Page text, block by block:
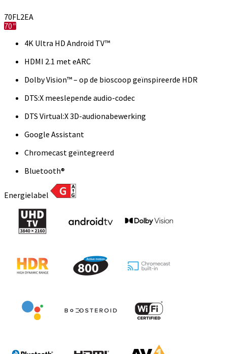
70FL2EA
70″
4K Ultra HD Android TV™
HDMI 2.1 met eARC
Dolby Vision™ – op de bioscoop geïnspireerde HDR
DTS:X meeslepende audio-codec
DTS Virtual:X 3D-audionabewerking
Google Assistant
Chromecast geïntegreerd
Bluetooth®
Energielabel